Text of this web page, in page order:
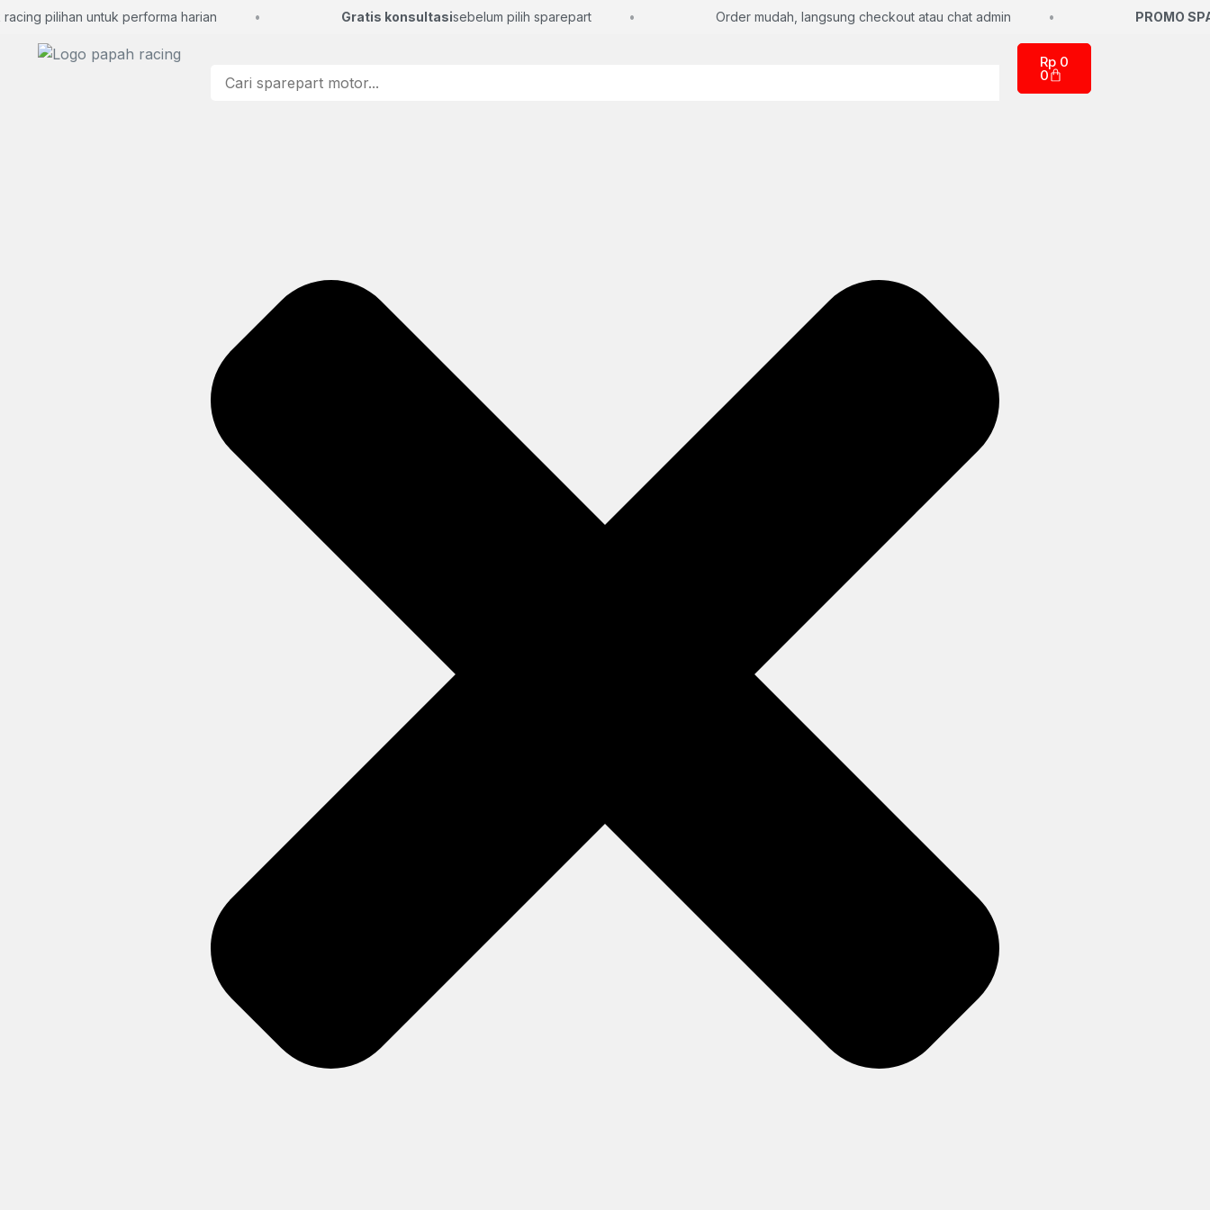
pilihan untuk performa harian Gratis konsultasisebelum pilih sparepart Order mudah, langsung checkout atau chat admin PROMO
Rp 0
0